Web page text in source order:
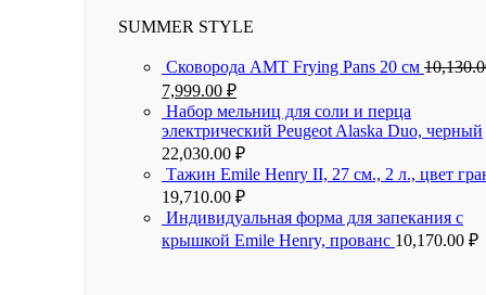
SUMMER STYLE
Сковорода AMT Frying Pans 20 см
7,999.00 ₽
Набор мельниц для соли и перца
электрический Peugeot Alaska Duo, черный
22,030.00 ₽
Тажин Emile Henry II, 27 см., 2 л., цвет
19,710.00 ₽
Индивидуальная форма для запекания с
крышкой Emile Henry, прованс 10,170.00 ₽